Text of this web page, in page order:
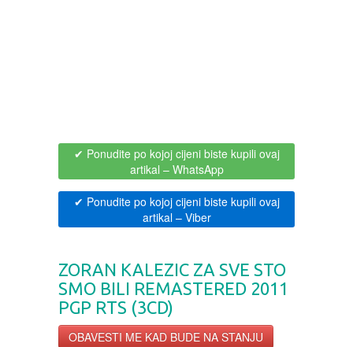
DRUSTVENA IGRA
DUH I TELO
EROTSKI
ESEJISTIKA
✔ Ponudite po kojoj cijeni biste kupili ovaj
artikal – WhatsApp
✔ Ponudite po kojoj cijeni biste kupili ovaj
artikal– Viber
ZORAN KALEZIC ZA SVE STO
SMO BILI REMASTERED 2011
PGP RTS (3CD)
OBAVESTI ME KAD BUDE NA STANJU